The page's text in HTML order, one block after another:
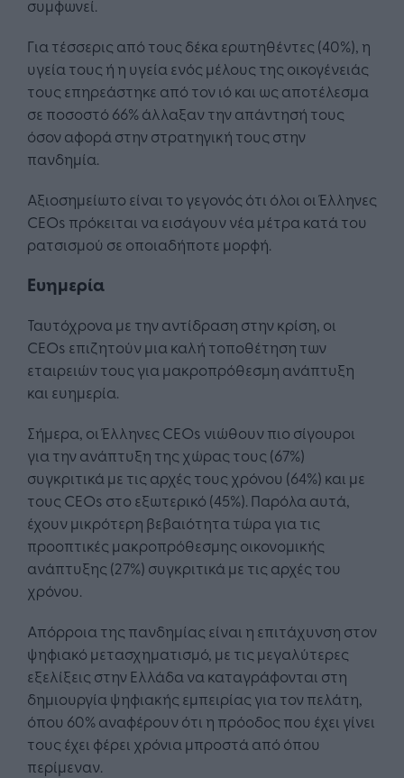
συμφωνεί.
Για τέσσερις από τους δέκα ερωτηθέντες (40%), η
υγεία τους ή η υγεία ενός μέλους της οικογένειάς
τους επηρεάστηκε από τον ιό και ως αποτέλεσμα
σε ποσοστό 66% άλλαξαν την απάντησή τους
όσον αφορά στην στρατηγική τους στην
πανδημία.
Αξιοσημείωτο είναι το γεγονός ότι όλοι οι Έλληνες
CEOs πρόκειται να εισάγουν νέα μέτρα κατά του
ρατσισμού σε οποιαδήποτε μορφή.
Ευημερία
Ταυτόχρονα με την αντίδραση στην κρίση, οι
CEOs επιζητούν μια καλή τοποθέτηση των
εταιρειών τους για μακροπρόθεσμη ανάπτυξη
και ευημερία.
Σήμερα, οι Έλληνες CEOs νιώθουν πιο σίγουροι
για την ανάπτυξη της χώρας τους (67%)
συγκριτικά με τις αρχές τους χρόνου (64%) και με
τους CEOs στο εξωτερικό (45%). Παρόλα αυτά,
έχουν μικρότερη βεβαιότητα τώρα για τις
προοπτικές μακροπρόθεσμης οικονομικής
ανάπτυξης (27%) συγκριτικά με τις αρχές του
χρόνου.
Απόρροια της πανδημίας είναι η επιτάχυνση στον
ψηφιακό μετασχηματισμό, με τις μεγαλύτερες
εξελίξεις στην Ελλάδα να καταγράφονται στη
δημιουργία ψηφιακής εμπειρίας για τον πελάτη,
όπου 60% αναφέρουν ότι η πρόοδος που έχει γίνει
τους έχει φέρει χρόνια μπροστά από όπου
περίμεναν.